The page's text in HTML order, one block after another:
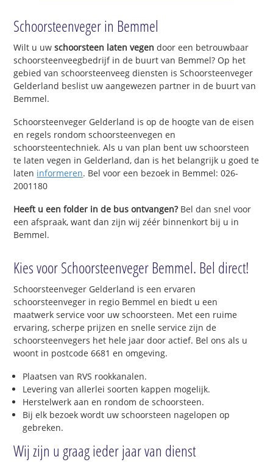
Schoorsteenveger in Bemmel
Wilt u uwschoorsteen laten vegen door een betrouwbaar
schoorsteenveegbedrijf in de buurt van Bemmel? Op het
gebied van schoorsteenveeg diensten is Schoorsteenveger
Gelderland beslist uw aangewezen partner in de buurt van
Bemmel.
Schoorsteenveger Gelderland is op de hoogte van de eisen
en regels rondom schoorsteenvegen en
schoorsteentechniek. Als u van plan bent uw schoorsteen
te laten vegen in Gelderland, dan is het belangrijk u goed te
laten informeren. Bel voor een bezoek in Bemmel: 026-
2001180
Heeft u een folder in de bus ontvangen?Bel dan snel voor
een afspraak, want dan zijn wij zéér binnenkort bij u in
Bemmel.
Kies voor Schoorsteenveger Bemmel. Bel direct!
Schoorsteenveger Gelderland is een ervaren
schoorsteenveger in regio Bemmel en biedt u een
maatwerk service voor uw schoorsteen. Met een ruime
ervaring, scherpe prijzen en snelle service zijn de
schoorsteenvegers het hele jaar door actief. Bel ons als u
woont in postcode 6681 en omgeving.
Plaatsen van RVS rookkanalen.
Levering van allerlei soorten kappen mogelijk.
Herstelwerk aan en rondom de schoorsteen.
Bij elk bezoek wordt uw schoorsteen nagelopen op
gebreken.
Wij zijn u graag ieder jaar van dienst